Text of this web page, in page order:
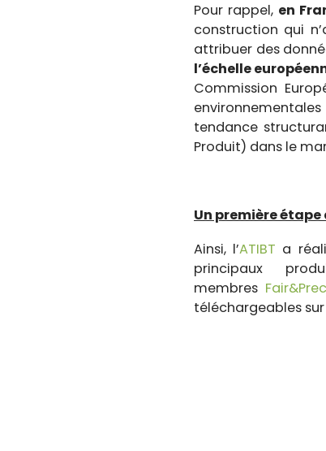
Pour rappel, en
construction qui
attribuer des
l’échelle
Commission
tendance
Produit) dans le
Un première
Ainsi, l’ATIBT a
principaux
membres
téléchargeables